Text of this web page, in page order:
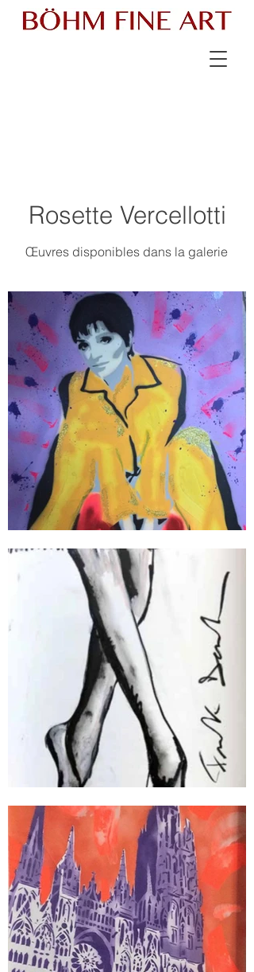
Rosette Vercellotti
Œuvres disponibles dans la galerie